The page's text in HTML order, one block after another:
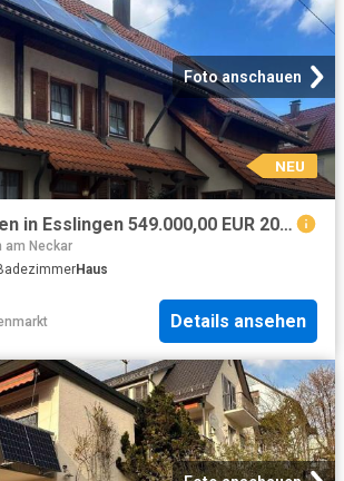
Foto anschauen
NEU
Haus zum Kaufen in Esslingen 549.000,00 EUR 204.27 m²
am Neckar
Haus
Details ansehen